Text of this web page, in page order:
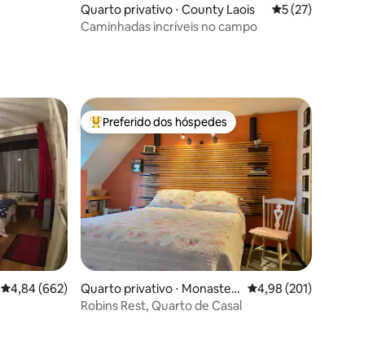
Quarto privativo ⋅ County Laois 5 de uma
5 (27)
Caminhadas incríveis no campo
4,84 de uma avaliação média de 5, 662 avaliações
4,84 (662)
Entre os melhores preferidos dos hóspedes
Preferido dos hóspedes
Quarto privativo ⋅ Monaster
evin
4,98 de uma avaliação
4,98 (201)
Robins Rest, Quarto de Casal